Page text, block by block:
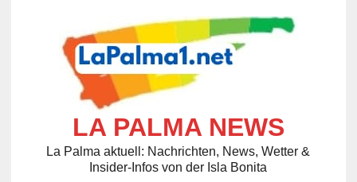
LA PALMA NEWS
La Palma aktuell: Nachrichten, News, Wetter &
Insider-Infos von der Isla Bonita